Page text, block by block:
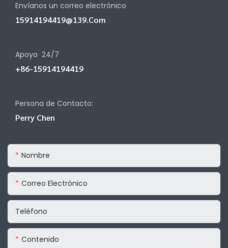
Envíanos un correo electrónico
15914194419@139.com
Apoyo 24/7
+86-15914194419
Persona de Contacto:
Perry Chen
Nombre
Correo Electrónico
Teléfono
Contenido